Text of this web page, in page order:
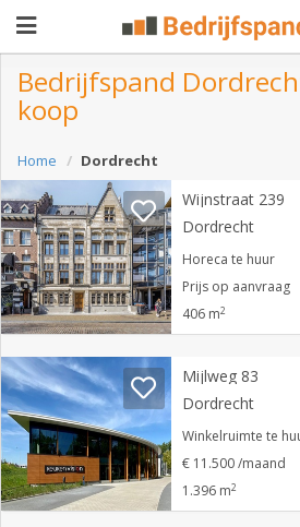
Pand
aanbieden
Pand
zoeken
Waarom
adverteren
Premium
adverteren
Registreren
Login
Bedrijfspand
koop
Home Dordrecht
Wijnstraat 239
Dordrecht
Horeca te huur
Prijs op aanvraag
406 m2
Mijlweg 83
Dordrecht
Winkelruimte te
€ 11.500 /maand
1.396 m2